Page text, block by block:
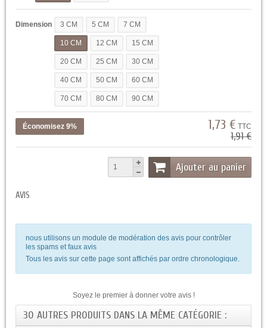
Dimension 3 CM 5 CM 7 CM
10 CM 12 CM 15 CM
20 CM 25 CM 30 CM
40 CM 50 CM 60 CM
70 CM 80 CM 90 CM
Économisez 9% 1,73 € TTC
1,91 €
Ajouter au panier
AVIS
nous utilisons un module de modération des avis pour contrôler
les spams et faux avis
Tous les avis sur cette page sont affichés par ordre chronologique.
Soyez le premier à donner votre avis !
30 AUTRES PRODUITS DANS LA MÊME CATÉGORIE :